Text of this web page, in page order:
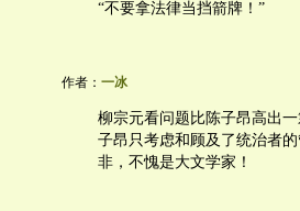
“不要拿法律当挡箭牌！”
作者： 一冰
柳宗元看问题比陈子昂高出
子昂只考虑和顾及了统治者
非，不愧是大文学家！